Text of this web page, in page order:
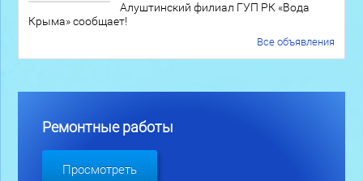
Алуштинский филиал ГУП РК «Вода
Крыма» сообщает!
Все объявления
Ремонтные работы
Просмотреть